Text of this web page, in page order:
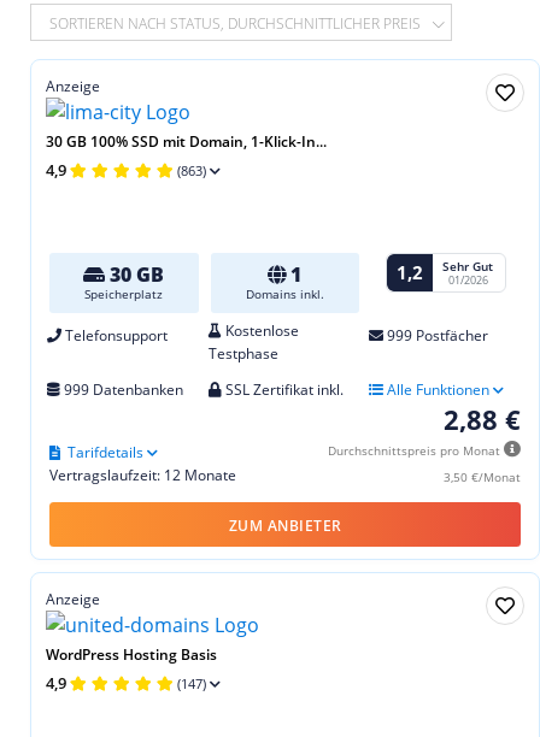
SORTIEREN NACH STATUS, DURCHSCHNITTLICHER PREIS
Anzeige
30 GB 100% SSD mit Domain, 1-Klick-In...
4,9 (863)
30 GB
Speicherplatz
1
Domains inkl.
1,2 Sehr Gut
01/2026
Telefonsupport
Kostenlose
Testphase
999 Postfächer
999 Datenbanken SSL Zertifikat inkl. Alle Funktionen
2,88 €
Durchschnittspreis pro Monat
3,50 €/Monat
Vertragslaufzeit: 12 Monate
Tarifdetails
ZUM ANBIETER
Anzeige
WordPress Hosting Basis
4,9 (147)